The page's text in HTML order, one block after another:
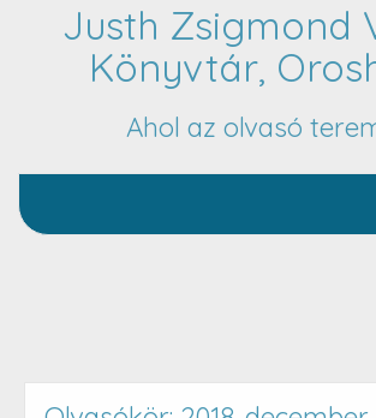
Justh Zsigmond
Könyvtár,
Ahol az olvasó